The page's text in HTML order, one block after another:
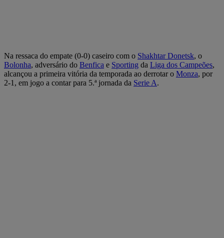
Na ressaca do empate (0-0) caseiro com o Shakhtar Donetsk, o
Bolonha, adversário do Benfica e Sporting da Liga dos Campeões,
alcançou a primeira vitória da temporada ao derrotar o Monza, por
2-1, em jogo a contar para 5.ª jornada da Serie A.